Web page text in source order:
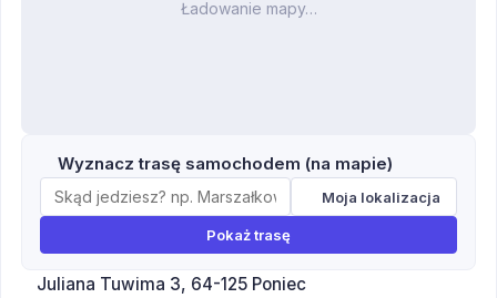
Ładowanie mapy…
Wyznacz trasę samochodem (na mapie)
Moja lokalizacja
Pokaż trasę
Juliana Tuwima 3, 64-125 Poniec